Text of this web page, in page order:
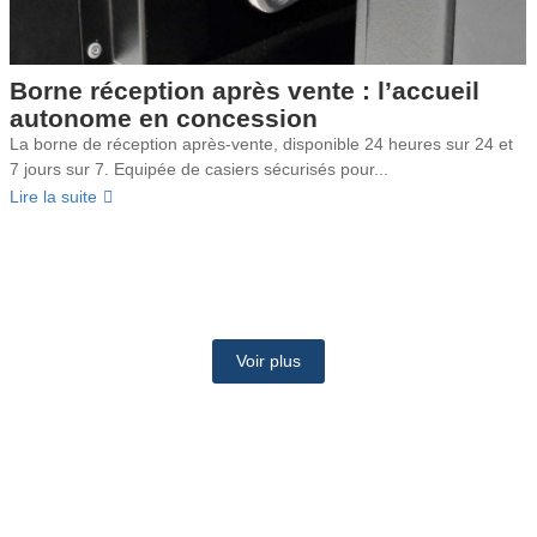
Borne réception après vente : l’accueil
autonome en concession
La borne de réception après-vente, disponible 24 heures sur 24 et
7 jours sur 7. Equipée de casiers sécurisés pour...
Lire la suite
Voir plus